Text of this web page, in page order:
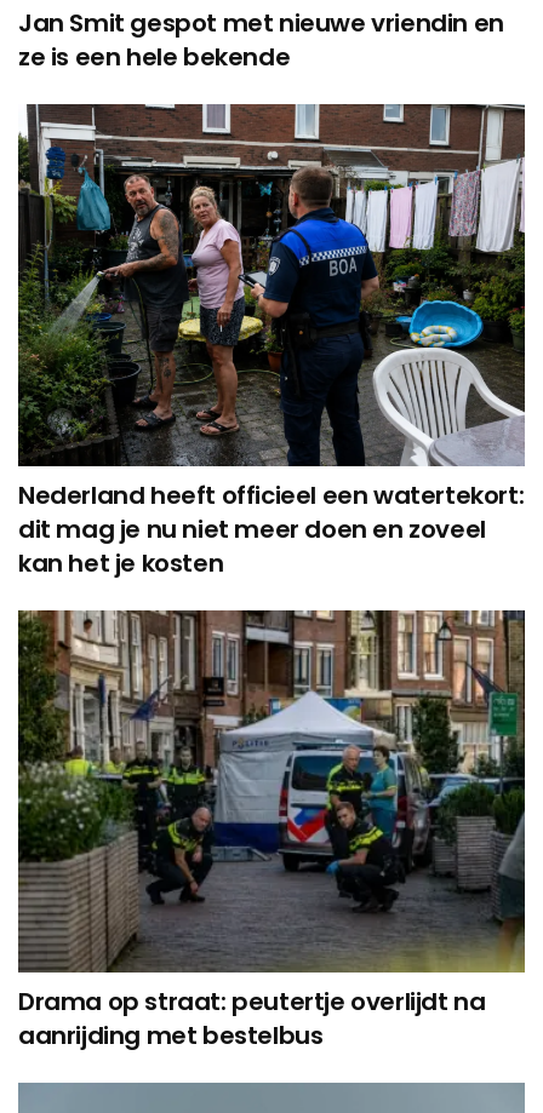
Jan Smit gespot met nieuwe vriendin en
ze is een hele bekende
Nederland heeft officieel een watertekort:
dit mag je nu niet meer doen en zoveel
kan het je kosten
Drama op straat: peutertje overlijdt na
aanrijding met bestelbus